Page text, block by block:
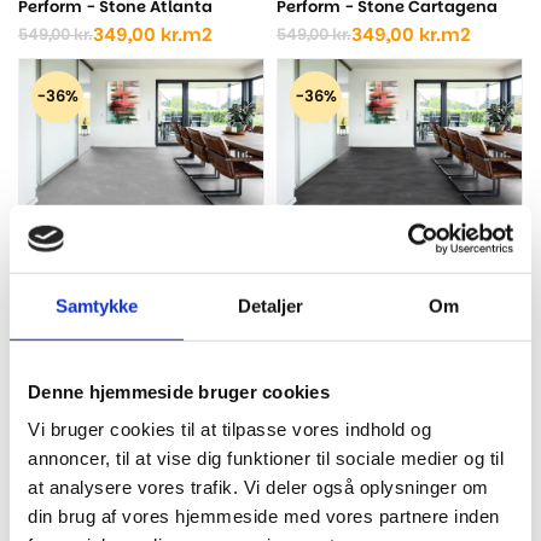
Samtykke Detaljer Om
Denne hjemmeside bruger cookies
Vi bruger cookies til at tilpasse vores indhold og
annoncer, til at vise dig funktioner til sociale medier og til
at analysere vores trafik. Vi deler også oplysninger om
din brug af vores hjemmeside med vores partnere inden
Perform - Stone Atlanta
549,00kr.
Den
oprindelige
pris
var:
549,00 kr..
349,00 kr.
Den
aktuelle
pris
er:
349,00 kr..
m2
Perform - Stone Cartagena
549,00kr.
Den
oprindelige
pris
var:
549,00 kr..
349,00 kr.
Den
aktuelle
pris
er:
349,00 kr..
m2
-36%
Perform - Stone Malta
549,00kr.
Den
pris
549,00 kr..
349,00kr.
Den
pris
349,00 kr..
m2
-36%
Perform - Stone Montreal
549,00kr.
Den
pris
549,00 kr..
349,00kr.
Den
pris
349,00 kr..
m2
-36% -36%